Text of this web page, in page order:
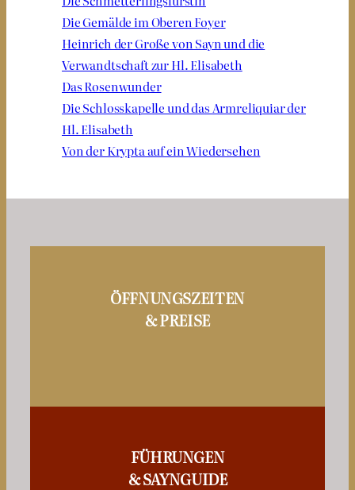
Die Gemälde im Oberen Foyer
Heinrich der Große von Sayn und die
Verwandtschaft zur Hl. Elisabeth
Das Rosenwunder
Die Schlosskapelle und das Armreliquiar der
Hl. Elisabeth
Von der Krypta auf ein Wiedersehen
ÖFFNUNGSZEITEN
& PREISE
FÜHRUNGEN
& SAYNGUIDE